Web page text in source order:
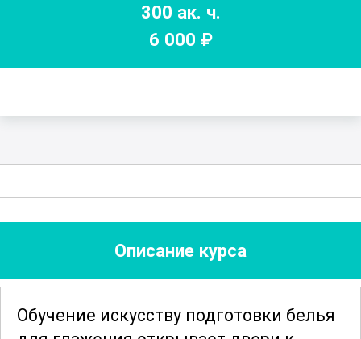
300 ак. ч.
6 000 ₽
Описание курса
Обучение искусству подготовки белья